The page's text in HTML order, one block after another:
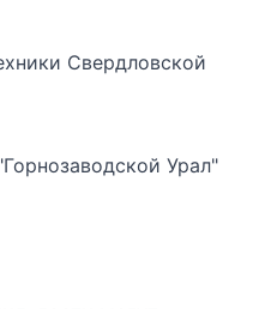
Свердловской
Урал"